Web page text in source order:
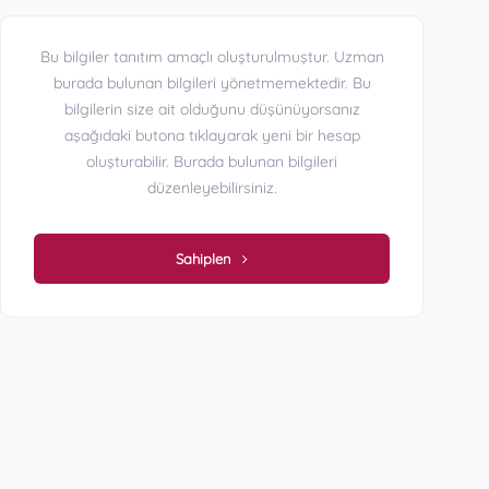
Bu bilgiler tanıtım amaçlı oluşturulmuştur. Uzman
burada bulunan bilgileri yönetmemektedir. Bu
bilgilerin size ait olduğunu düşünüyorsanız
aşağıdaki butona tıklayarak yeni bir hesap
oluşturabilir. Burada bulunan bilgileri
düzenleyebilirsiniz.
Sahiplen